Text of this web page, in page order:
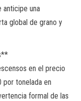
anticipe una
global de grano y
en el precio
por tonelada en
formal de las